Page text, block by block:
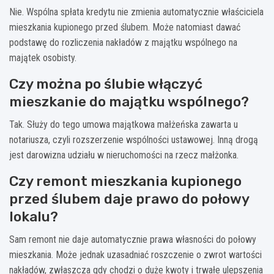
Nie. Wspólna spłata kredytu nie zmienia automatycznie właściciela
mieszkania kupionego przed ślubem. Może natomiast dawać
podstawę do rozliczenia nakładów z majątku wspólnego na
majątek osobisty.
Czy można po ślubie włączyć
mieszkanie do majątku wspólnego?
Tak. Służy do tego umowa majątkowa małżeńska zawarta u
notariusza, czyli rozszerzenie wspólności ustawowej. Inną drogą
jest darowizna udziału w nieruchomości na rzecz małżonka.
Czy remont mieszkania kupionego
przed ślubem daje prawo do połowy
lokalu?
Sam remont nie daje automatycznie prawa własności do połowy
mieszkania. Może jednak uzasadniać roszczenie o zwrot wartości
nakładów, zwłaszcza gdy chodzi o duże kwoty i trwałe ulepszenia